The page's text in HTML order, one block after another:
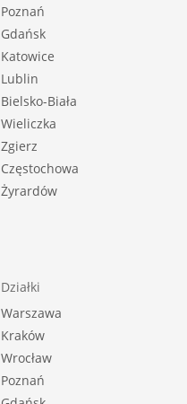
Poznań
Gdańsk
Katowice
Lublin
Bielsko-Biała
Wieliczka
Zgierz
Częstochowa
Żyrardów
Działki
Warszawa
Kraków
Wrocław
Poznań